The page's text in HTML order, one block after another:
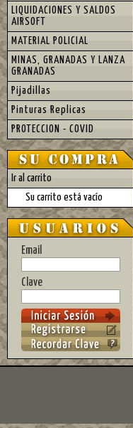
LIQUIDACIONES Y SALDOS
AIRSOFT
MATERIAL POLICIAL
MINAS, GRANADAS Y LANZA
GRANADAS
Pijadillas
Pinturas Replicas
PROTECCION - COVID
Ir al carrito
Su carrito está vacío
Email
Clave